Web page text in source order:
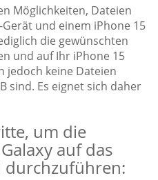
Möglichkeiten, Dateien
und einem iPhone 15
die gewünschten
und auf Ihr iPhone 15
jedoch keine Dateien
sind. Es eignet sich daher
um die
auf das
durchzuführen: